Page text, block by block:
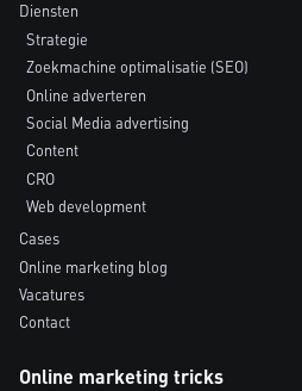
Diensten
Strategie
Zoekmachine optimalisatie (SEO)
Online adverteren
Social Media advertising
Content
CRO
Web development
Cases
Online marketing blog
Vacatures
Contact
Online marketing tricks